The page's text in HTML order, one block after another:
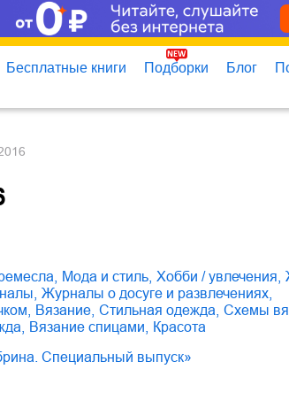
Бесплатные книги Подборки Блог
мода и стиль хобби / увлечения
журналы о досуге и развлечениях
вязание стильная одежда схемы
вязание спицами
красота
Специальный выпуск»